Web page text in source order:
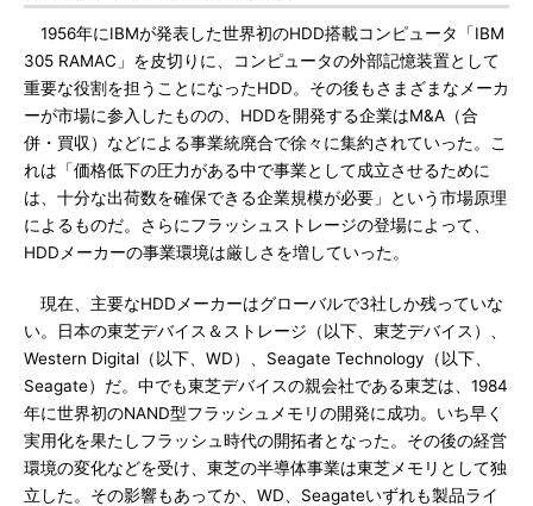
1956年にIBMが発表した世界初のHDD搭載コンピュータ「IBM
305 RAMAC」を皮切りに、コンピュータの外部記憶装置として
重要な役割を担うことになったHDD。その後もさまざまなメーカ
ーが市場に参入したものの、HDDを開発する企業はM&A（合
併・買収）などによる事業統廃合で徐々に集約されていった。こ
れは「価格低下の圧力がある中で事業として成立させるために
は、十分な出荷数を確保できる企業規模が必要」という市場原理
によるものだ。さらにフラッシュストレージの登場によって、
HDDメーカーの事業環境は厳しさを増していった。
現在、主要なHDDメーカーはグローバルで3社しか残っていな
い。日本の東芝デバイス＆ストレージ（以下、東芝デバイス）、
Western Digital（以下、WD）、Seagate Technology（以下、
Seagate）だ。中でも東芝デバイスの親会社である東芝は、1984
年に世界初のNAND型フラッシュメモリの開発に成功。いち早く
実用化を果たしフラッシュ時代の開拓者となった。その後の経営
環境の変化などを受け、東芝の半導体事業は東芝メモリとして独
立した。その影響もあってか、WD、Seagateいずれも製品ライ